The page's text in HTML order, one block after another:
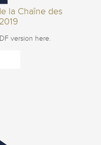
la Chaîne des
version here.